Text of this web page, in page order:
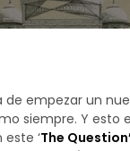
de empezar un
siempre. Y esto
este ‘The